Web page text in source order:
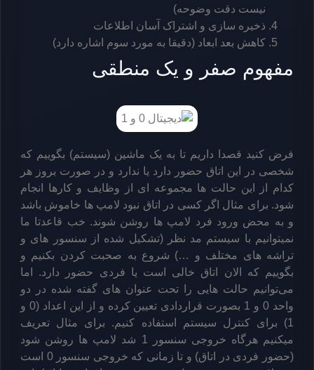
نیست دقت وضوحه)
ذخیره سازی و اشتراک آسان اطلاعات
کاهش بعد ابعاد (دقیقا به مورد سوم اشاره دارد)
مفهوم صفر و یک منطقی
فرض کنید قصدا داریم تا به یک ماشین (سیستم) بگوییم که
شخصی در این اتاق حضور دارد یا ندارد و در صورت بروز هر
کدام از این حالت ها مجموعه ای از وظایف و کارها انجام
شود. برای مثال اگر کسی در اتاق نبود لامپ ها خاموش باشد
و به محض ورود فرد لامپ ها روشن شوند. خب قاعدتا ما
نمیتوانیم با سیستم مد نظر (تشکیل شده از سنسور های و
تراشه های مختلف و …) شروع به صحبت کردن بکنیم و
بگوییم که الان اتاق خالی است یا فردی حضور دارد. اما
می‌توانیم حالت هایی را تحت عنوان های گفته شده در دو
واحد 0 و 1 بصورت قراردادی تعیین کرده و از این اعداد (0 و
1) برای کنترل سیستم استفاده کنیم. برای مثال تعریف
میکنیم هرگاه خروجی سنسور 1 شد لامپ ها روشن شود
(حضور فردی در اتاق) و تا زمانی که خروجی سنسور 0 است